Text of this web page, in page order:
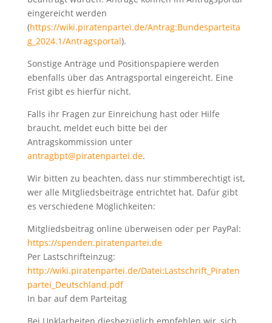
eingereicht werden
(https://wiki.piratenpartei.de/Antrag:Bundesparteita
g_2024.1/Antragsportal).
Sonstige Anträge und Positionspapiere werden
ebenfalls über das Antragsportal eingereicht. Eine
Frist gibt es hierfür nicht.
Falls ihr Fragen zur Einreichung hast oder Hilfe
braucht, meldet euch bitte bei der
Antragskommission unter
antragbpt@piratenpartei.de.
Wir bitten zu beachten, dass nur stimmberechtigt ist,
wer alle Mitgliedsbeiträge entrichtet hat. Dafür gibt
es verschiedene Möglichkeiten:
Mitgliedsbeitrag online überweisen oder per PayPal:
https://spenden.piratenpartei.de
Per Lastschrifteinzug:
http://wiki.piratenpartei.de/Datei:Lastschrift_Piraten
partei_Deutschland.pdf
In bar auf dem Parteitag